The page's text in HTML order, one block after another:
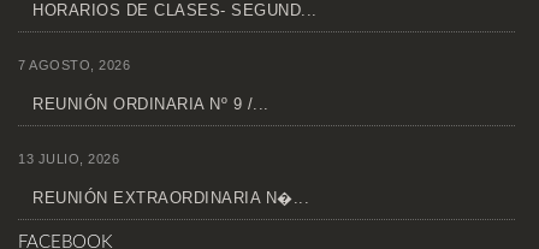
HORARIOS DE CLASES- SEGUND...
7 AGOSTO, 2026
REUNIÓN ORDINARIA Nº 9 /...
13 JULIO, 2026
REUNIÓN EXTRAORDINARIA N�...
FACEBOOK